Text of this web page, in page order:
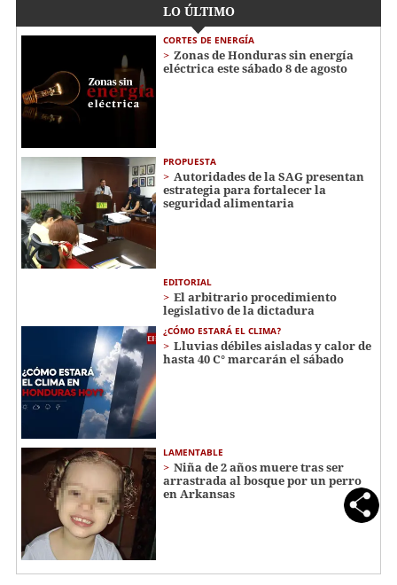
LO ÚLTIMO
CORTES DE ENERGÍA
Zonas de Honduras sin energía
eléctrica este sábado 8 de agosto
PROPUESTA
Autoridades de la SAG presentan
estrategia para fortalecer la
seguridad alimentaria
EDITORIAL
El arbitrario procedimiento
legislativo de la dictadura
¿CÓMO ESTARÁ EL CLIMA?
Lluvias débiles aisladas y calor de
hasta 40 C° marcarán el sábado
LAMENTABLE
Niña de 2 años muere tras ser
arrastrada al bosque por un perro
en Arkansas